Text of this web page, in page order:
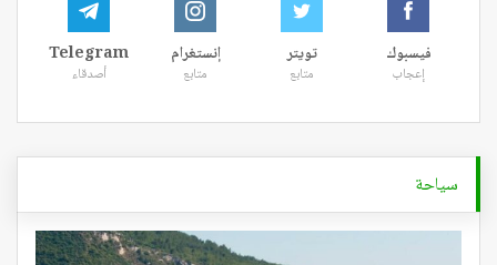
فيسبوك
إعجاب
تويتر
متابع
إنستغرام
متابع
Telegram
أصدقاء
سياحة